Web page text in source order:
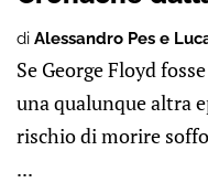
di Alessandro Pes e
Se George Floyd
una qualunque altra
rischio di morire
...